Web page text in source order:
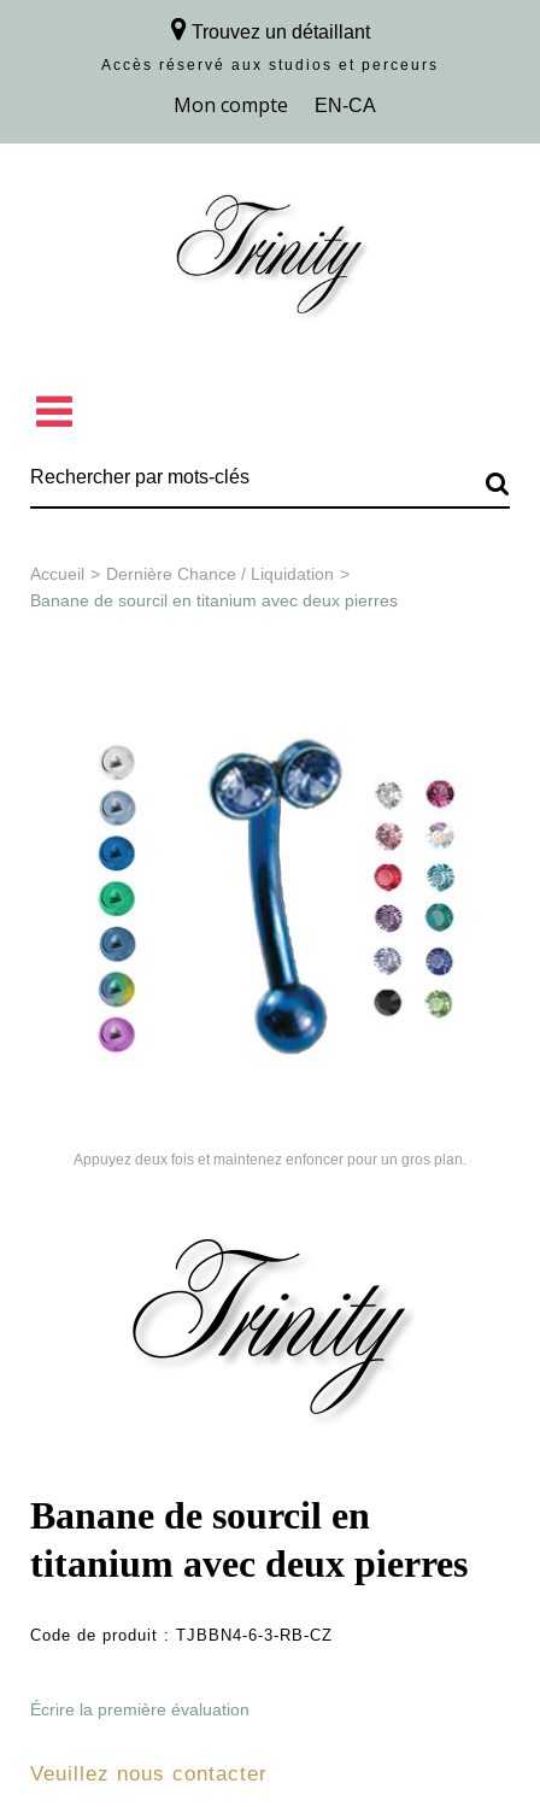
Trouvez un détaillant
Accès réservé aux studios et perceurs
Découvrir la collection
Accueil > Dernière Chance / Liquidation >
Banane de sourcil en titanium avec deux pierres
Appuyez deux fois et maintenez enfoncer pour un gros plan.
Banane de sourcil en
titanium avec deux pierres
Code de produit : TJBBN4-6-3-RB-CZ
Écrire la première évaluation
Veuillez nous contacter